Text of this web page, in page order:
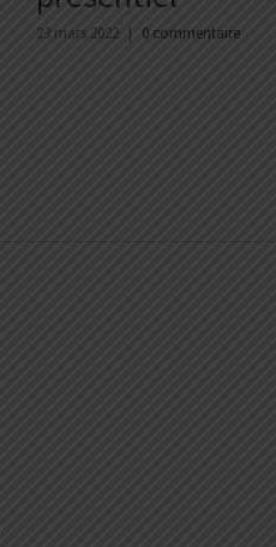
23 mars 2022 | 0 commentaire